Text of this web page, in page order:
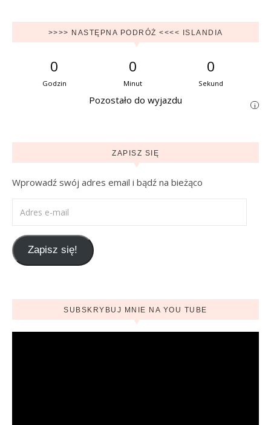
>>>> NASTĘPNA PODRÓŻ <<<< ISLANDIA
0
Godzin
0
Minut
0
Sekund
Pozostało do wyjazdu i
ZAPISZ SIĘ
Wprowadź swój adres email i bądź na bieżąco
Zapisz się!
SUBSKRYBUJ MNIE NA YOU TUBE